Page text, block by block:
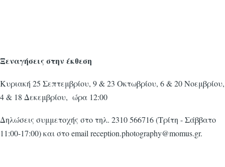
Ξεναγήσεις στην έκθεση
Κυριακή 25 Σεπτεμβρίου, 9 & 23 Οκτωβρίου, 6 & 20 Νοεμβρίου,
4 & 18 Δεκεμβρίου, ώρα 12:00
Δηλώσεις συμμετοχής στο τηλ. 2310 566716 (Τρίτη - Σάββατο
11:00-17:00) και στο email reception.photography@momus.gr.